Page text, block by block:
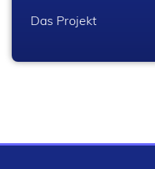
Das Projekt